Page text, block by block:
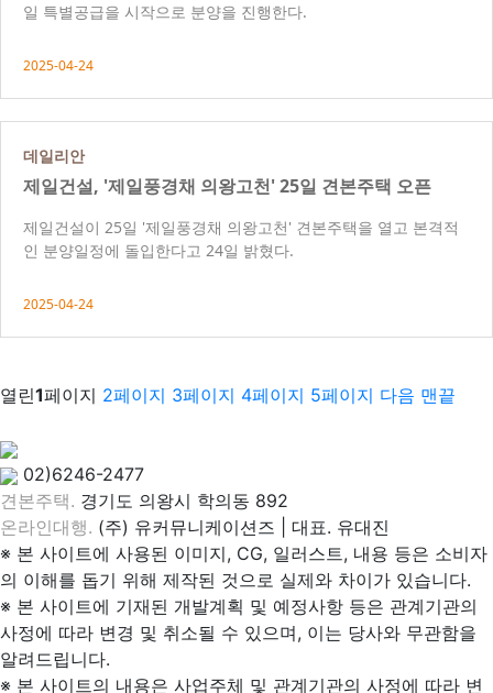
일 특별공급을 시작으로 분양을 진행한다.
2025-04-24
데일리안
제일건설, '제일풍경채 의왕고천' 25일 견본주택 오픈
제일건설이 25일 '제일풍경채 의왕고천' 견본주택을 열고 본격적
인 분양일정에 돌입한다고 24일 밝혔다.
2025-04-24
열린1페이지 2페이지 3페이지 4페이지 5페이지 다음 맨끝
02)6246-2477
견본주택. 경기도 의왕시 학의동 892
온라인대행. (주) 유커뮤니케이션즈 | 대표. 유대진
※ 본 사이트에 사용된 이미지, CG, 일러스트, 내용 등은 소비자
의 이해를 돕기 위해 제작된 것으로 실제와 차이가 있습니다.
※ 본 사이트에 기재된 개발계획 및 예정사항 등은 관계기관의
사정에 따라 변경 및 취소될 수 있으며, 이는 당사와 무관함을
알려드립니다.
※ 본 사이트의 내용은 사업주체 및 관계기관의 사정에 따라 변